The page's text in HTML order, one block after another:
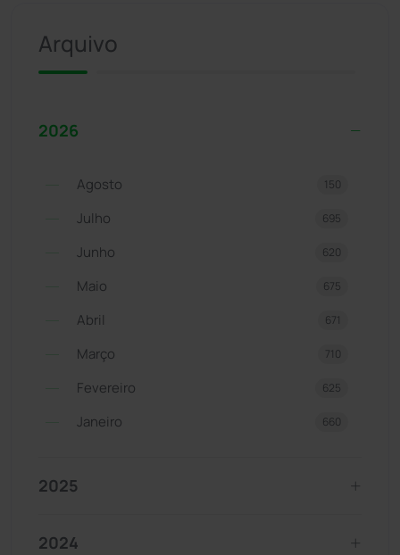
Arquivo
2026
Agosto 150
Julho 695
Junho 620
Maio 675
Abril 671
Março 710
Fevereiro 625
Janeiro 660
2025
2024